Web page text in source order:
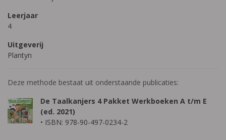
Leerjaar
4
Uitgeverij
Plantyn
Deze methode bestaat uit onderstaande publicaties:
De Taalkanjers 4 Pakket Werkboeken A t/m E
(ed. 2021)
• ISBN: 978-90-497-0234-2